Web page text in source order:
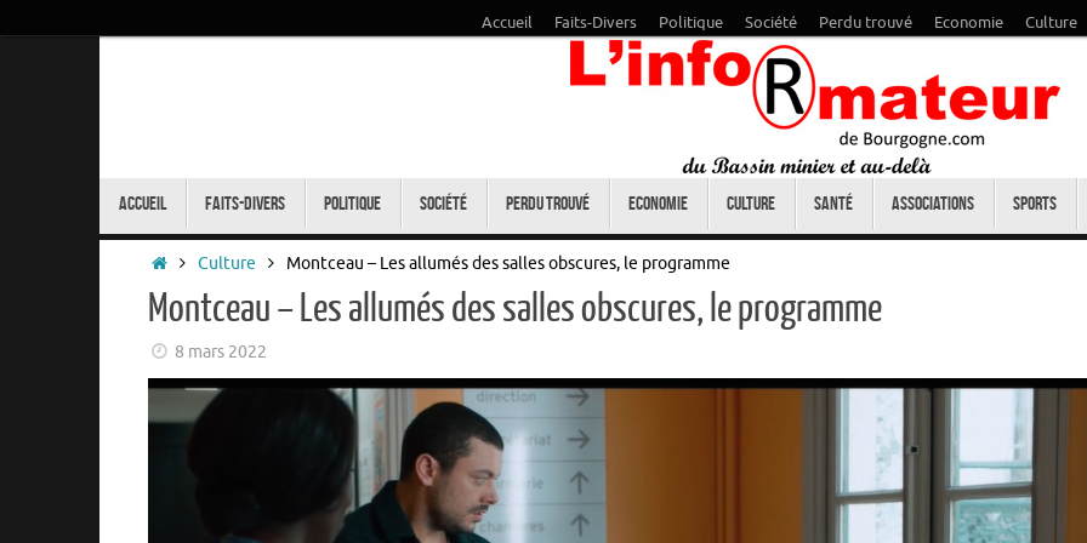
Accueil Faits-Divers Politique Société Perdu trouvé Economie Culture
Accueil Faits-Divers Politique Société Perdu trouvé Economie Culture Santé Associations Sports
Accueil
Culture Montceau – Les allumés des salles obscures, le programme
Montceau – Les allumés des salles obscures, le programme
8 mars 2022